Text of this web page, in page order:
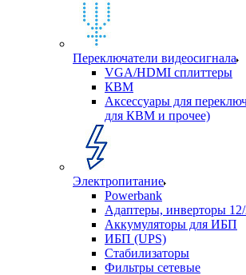
Переключатели видеосигнала
VGA/HDMI сплиттеры
КВМ
Аксессуары для
для КВМ и прочее)
Электропитание
Powerbank
Адаптеры, инверторы
Аккумуляторы для ИБП
ИБП (UPS)
Стабилизаторы
Фильтры сетевые